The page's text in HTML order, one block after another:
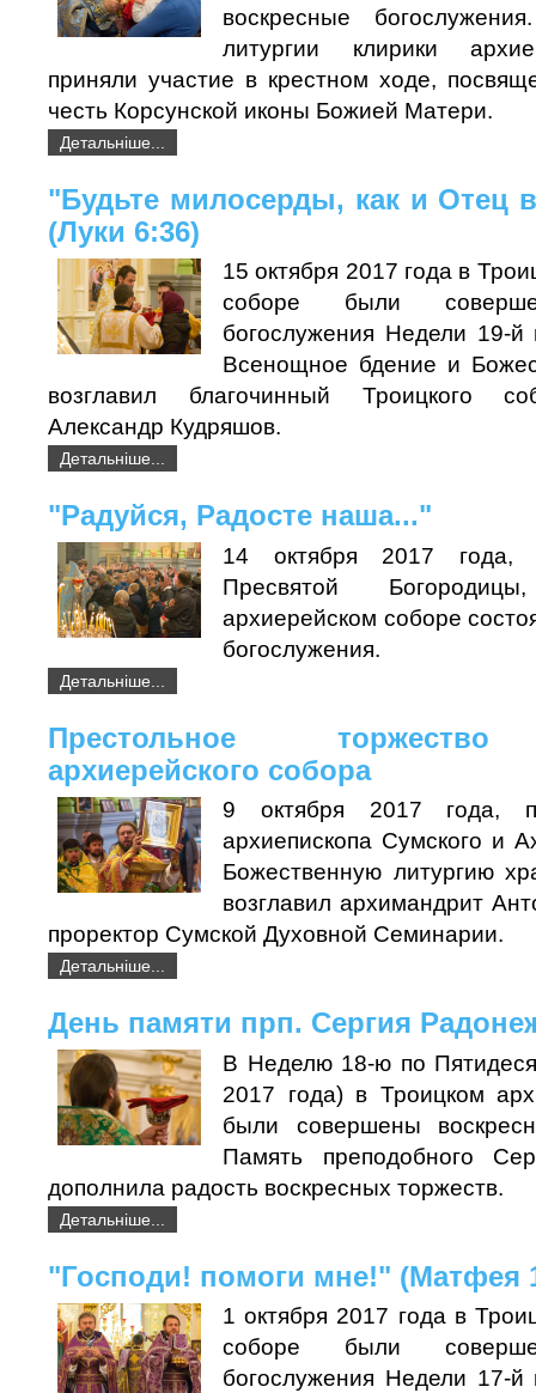
воскресные
литургии клирики
приняли участие в крестном ходе,
честь Корсунской иконы Божией Матери.
Детальніше...
"Будьте милосерды, как и Отец
(Луки 6:36)
15 октября 2017 года в
соборе были
богослужения Недели 19-й
Всенощное бдение и
возглавил благочинный Троицкого
Александр Кудряшов.
Детальніше...
"Радуйся, Радосте наша..."
14 октября 2017 года,
Пресвятой
архиерейском соборе
богослужения.
Детальніше...
Престольное торжество
архиерейского собора
9 октября 2017 года,
архиепископа Сумского и
Божественную литургию
возглавил архимандрит
проректор Сумской Духовной Семинарии.
Детальніше...
День памяти прп. Сергия
В Неделю 18-ю по
2017 года) в Троицком
были совершены
Память преподобного
дополнила радость воскресных торжеств.
Детальніше...
"Господи! помоги мне!" (Матфея
1 октября 2017 года в
соборе были
богослужения Недели 17-й